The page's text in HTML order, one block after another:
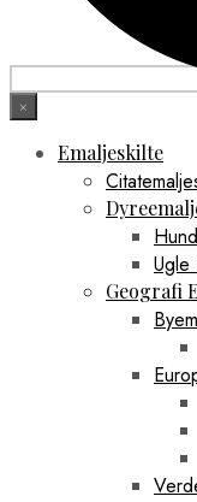
×
Emaljeskilte
Ugle
Geografi